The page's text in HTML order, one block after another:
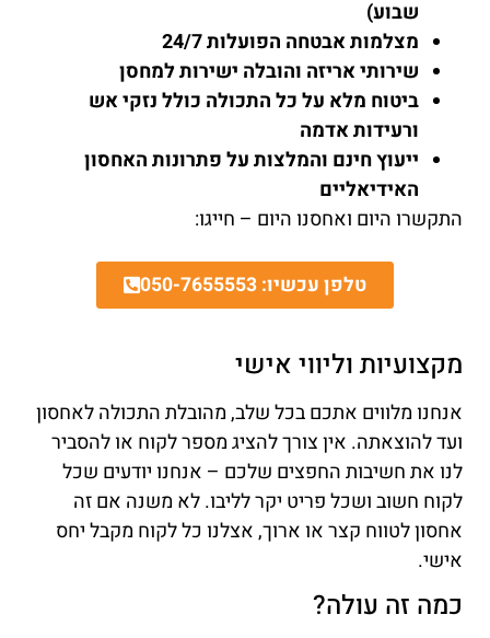
שבוע)
מצלמות אבטחה הפועלות 24/7
שירותי אריזה והובלה ישירות למחסן
ביטוח מלא על כל התכולה כולל נזקי אש
ורעידות אדמה
ייעוץ חינם והמלצות על פתרונות האחסון
האידיאליים
התקשרו היום ואחסנו היום – חייגו:
טלפן עכשיו: 050-7655553
מקצועיות וליווי אישי
אנחנו מלווים אתכם בכל שלב, מהובלת התכולה לאחסון
ועד להוצאתה. אין צורך להציג מספר לקוח או להסביר
לנו את חשיבות החפצים שלכם – אנחנו יודעים שכל
לקוח חשוב ושכל פריט יקר לליבו. לא משנה אם זה
אחסון לטווח קצר או ארוך, אצלנו כל לקוח מקבל יחס
אישי.
כמה זה עולה?